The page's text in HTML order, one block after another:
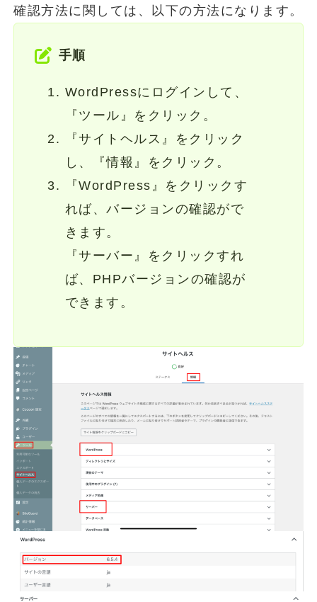
確認方法に関しては、以下の方法になります。
手順
WordPressにログインして、
『ツール』をクリック。
『サイトヘルス』をクリック
し、『情報』をクリック。
『WordPress』をクリックす
れば、バージョンの確認がで
きます。
『サーバー』をクリックすれ
ば、PHPバージョンの確認が
できます。